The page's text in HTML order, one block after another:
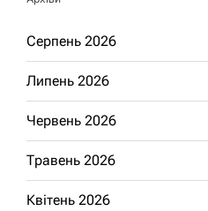
Серпень 2026
Липень 2026
Червень 2026
Травень 2026
Квітень 2026